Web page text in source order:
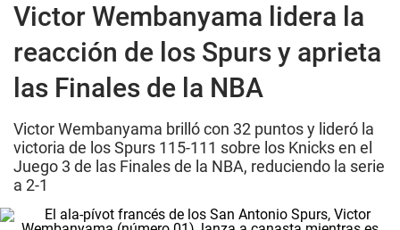
Victor Wembanyama lidera la
reacción de los Spurs y aprieta
las Finales de la NBA
Victor Wembanyama brilló con 32 puntos y lideró la
victoria de los Spurs 115-111 sobre los Knicks en el
Juego 3 de las Finales de la NBA, reduciendo la serie
a 2-1